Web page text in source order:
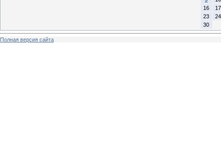
16
17
23
24
30
Полная версия сайта